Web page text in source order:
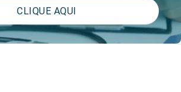
CLIQUE AQUI